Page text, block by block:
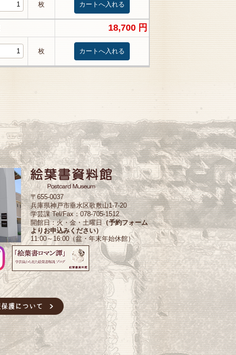
枚
18,700 円
枚
〒655-0037
兵庫県神戸市垂水区歌敷山1-7-20
学芸課 Tel/Fax：078-705-1512
開館日：火・金・土曜日 （予約フォーム
よりお申込みください）
11:00～16:00（盆・年末年始休館）